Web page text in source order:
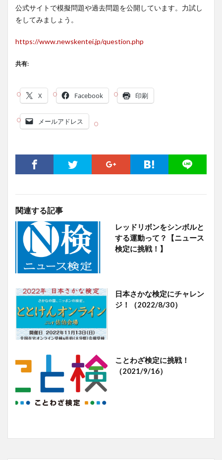
公式サイトで模擬問題や過去問題を公開しています。力試し
をしてみましょう。
https://www.newskentei.jp/question.php
共有:
X Facebook 印刷
メールアドレス
関連する記事
レッドリボンをシンボルと
する運動って？【ニュース
検定に挑戦！】
日本さかな検定にチャレン
ジ！（2022/8/30）
ことわざ検定に挑戦！
（2021/9/16）